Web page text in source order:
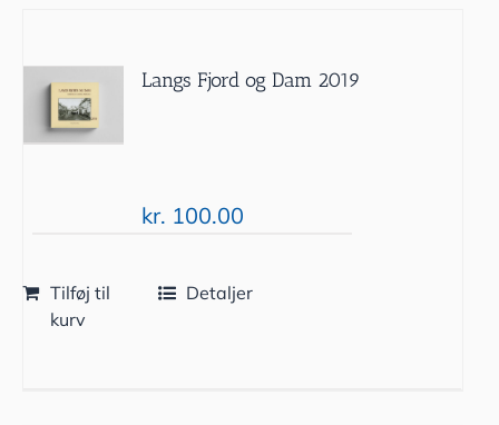
Langs Fjord og Dam 2019
kr. 100.00
Tilføj til
kurv
Detaljer